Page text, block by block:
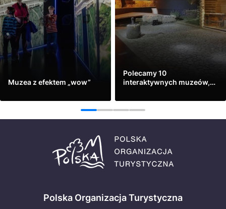
Muzea z efektem „wow”
Zobacz
Polecamy 10
interaktywnych muzeów,
Zobacz
1 2 3 4
Polska Organizacja Turystyczna